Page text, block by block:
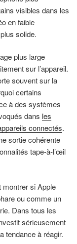
visibles dans les
en faible
solide.
plus large
sur l’appareil.
souvent sur la
certains
à des systèmes
dans les
connectés.
sortie cohérente
tape-à-l’œil
montrer si Apple
ou comme un
Dans tous les
sérieusement
tendance à réagir.